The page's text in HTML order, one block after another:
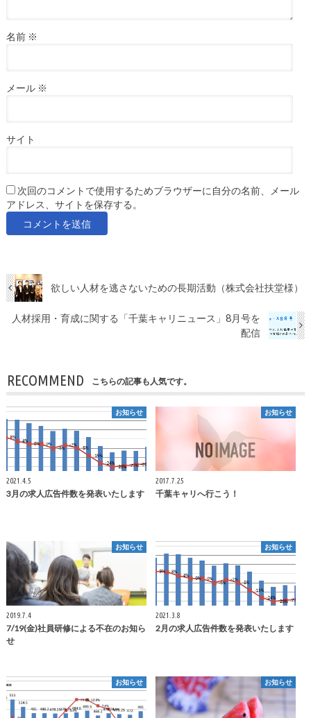
名前 ※
メール ※
サイト
次回のコメントで使用するためブラウザーに自分の名前、メール
アドレス、サイトを保存する。
欲しい人材を逃さないための長期活動（株式会社扶堂様）
人材採用・育成に関する「千葉キャリニュース」8月号を
配信
RECOMMEND こちらの記事も人気です。
お知らせ
2021.4.5
3月の求人広告件数を発表いたします
お知らせ
2017.7.25
千葉キャリへ行こう！
お知らせ
2019.7.4
7/19(金)社員研修による不在のお知ら
せ
お知らせ
2021.3.8
2月の求人広告件数を発表いたします
お知らせ お知らせ